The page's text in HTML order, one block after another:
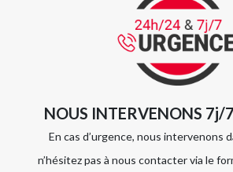
NOUS INTERVENONS
En cas d’urgence, nous intervenons
n’hésitez pas à nous contacter via le